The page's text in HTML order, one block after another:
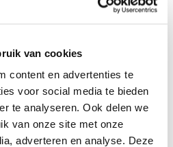
van cookies
content en advertenties te
voor social media te bieden
te analyseren. Ook delen we
van onze site met onze
adverteren en analyse. Deze
prijsindicatie?